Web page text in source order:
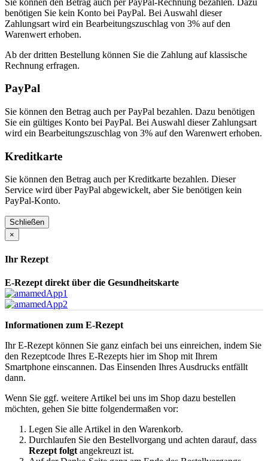
benötigen Sie kein Konto bei PayPal. Bei Auswahl dieser
Zahlungsart wird ein Bearbeitungszuschlag von 3% auf den
Warenwert erhoben.
Ab der dritten Bestellung können Sie die Zahlung auf klassische
Rechnung erfragen.
PayPal
Sie können den Betrag auch per PayPal bezahlen. Dazu benötigen
Sie ein gültiges Konto bei PayPal. Bei Auswahl dieser Zahlungsart
wird ein Bearbeitungszuschlag von 3% auf den Warenwert erhoben.
Kreditkarte
Sie können den Betrag auch per Kreditkarte bezahlen. Dieser
Service wird über PayPal abgewickelt, aber Sie benötigen kein
PayPal-Konto.
Schließen
×
Ihr Rezept
E-Rezept direkt über die Gesundheitskarte
Informationen zum E-Rezept
Ihr E-Rezept können Sie ganz einfach bei uns einreichen, indem Sie
den Rezeptcode Ihres E-Rezepts hier im Shop mit Ihrem
Smartphone einscannen. Das Einsenden Ihres Ausdrucks entfällt
dann.
Wenn Sie ggf. weitere Artikel bei uns im Shop dazu bestellen
möchten, gehen Sie bitte folgendermaßen vor:
Legen Sie alle Artikel in den Warenkorb.
Durchlaufen Sie den Bestellvorgang und achten darauf, dass
Rezept folgt angekreuzt ist.